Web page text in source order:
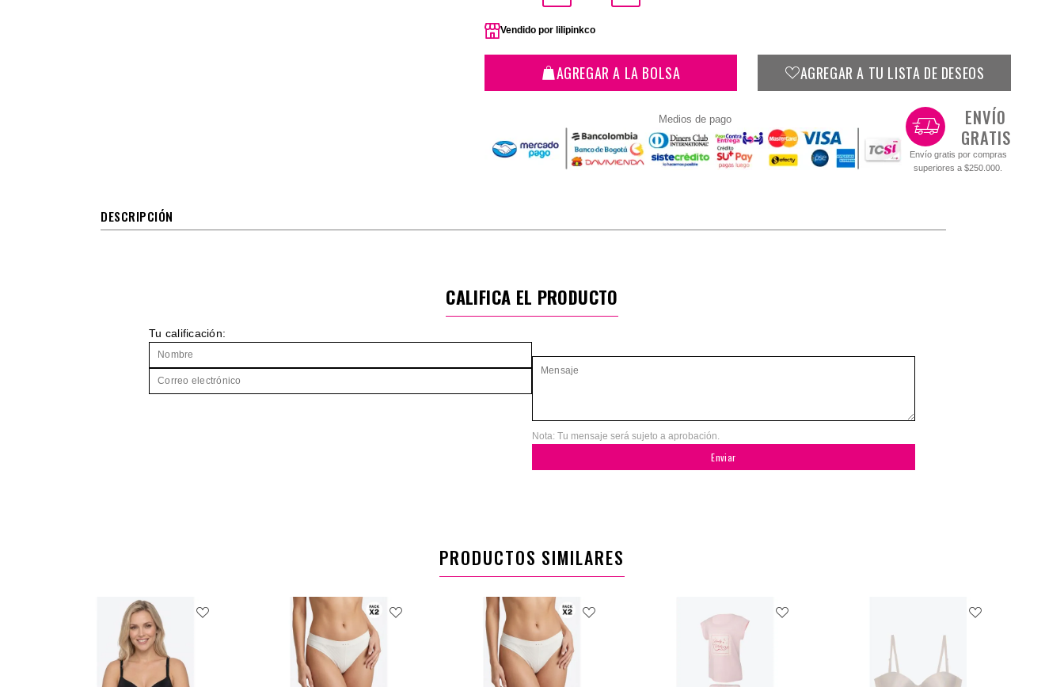
Vendido por lilipinkco
AGREGAR A LA BOLSA AGREGAR A TU LISTA DE DESEOS
Medios de pago
ENVÍO
GRATIS
Envío gratis por compras
superiores a $250.000.
DESCRIPCIÓN
CALIFICA EL PRODUCTO
Tu calificación:
Nota: Tu mensaje será sujeto a aprobación.
Enviar
PRODUCTOS SIMILARES